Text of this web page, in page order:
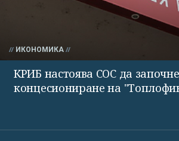
ИКОНОМИКА
КРИБ настоява СОС да започне
концесиониране на